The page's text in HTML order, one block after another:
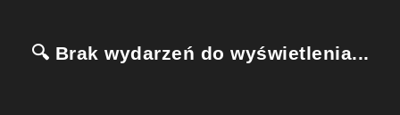
🔍 Brak wydarzeń do wyświetlenia...